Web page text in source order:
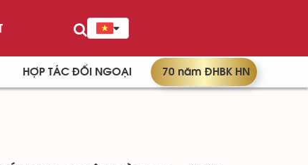
HỢP TÁC ĐỐI NGOẠI 70 năm ĐHBK HN